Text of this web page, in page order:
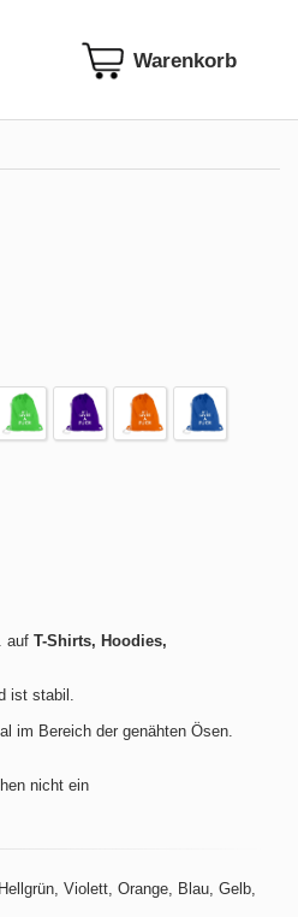
auf T-Shirts, Hoodies,
ist stabil.
im Bereich der genähten Ösen.
nicht ein
Violett, Orange, Blau, Gelb,